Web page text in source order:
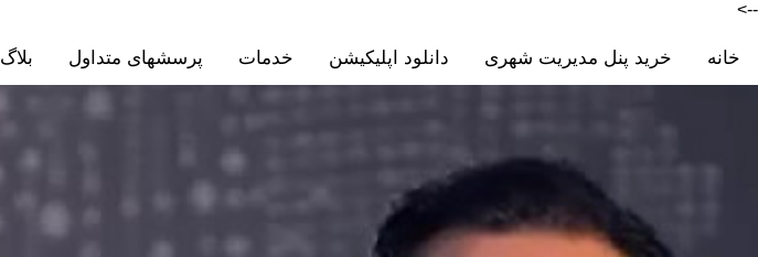
-->
بلاگ پرسشهای متداول خدمات دانلود اپلیکیشن خرید پنل مدیریت شهری خانه